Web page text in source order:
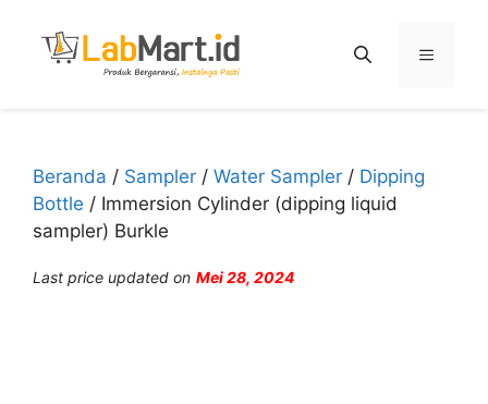
Menu
Beranda / Sampler / Water Sampler / Dipping
Bottle / Immersion Cylinder (dipping liquid
sampler) Burkle
Last price updated on Mei 28, 2024